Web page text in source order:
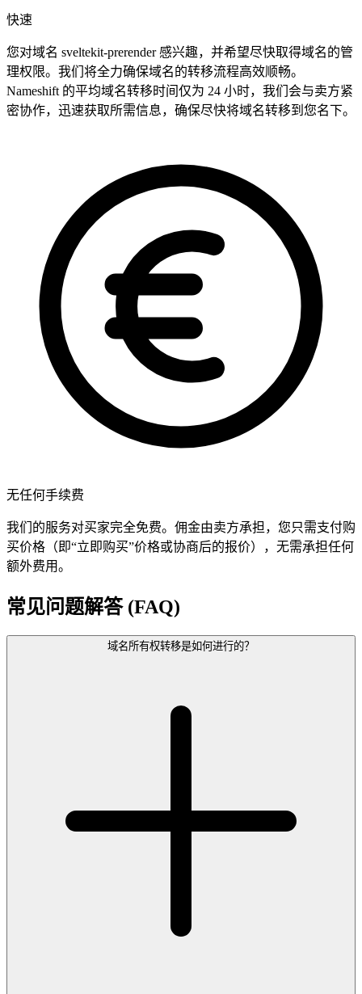
快速
您对域名 sveltekit-prerender 感兴趣，并希望尽快取得域名的管
理权限。我们将全力确保域名的转移流程高效顺畅。
Nameshift 的平均域名转移时间仅为 24 小时，我们会与卖方紧
密协作，迅速获取所需信息，确保尽快将域名转移到您名下。
无任何手续费
我们的服务对买家完全免费。佣金由卖方承担，您只需支付购
买价格（即“立即购买”价格或协商后的报价），无需承担任何
额外费用。
常见问题解答 (FAQ)
域名所有权转移是如何进行的？